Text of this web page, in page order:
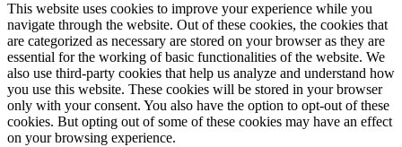
This website uses cookies to improve your experience while you
navigate through the website. Out of these cookies, the cookies that
are categorized as necessary are stored on your browser as they are
essential for the working of basic functionalities of the website. We
also use third-party cookies that help us analyze and understand how
you use this website. These cookies will be stored in your browser
only with your consent. You also have the option to opt-out of these
cookies. But opting out of some of these cookies may have an effect
on your browsing experience.